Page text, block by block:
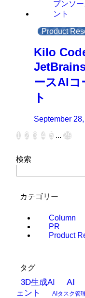
Product
Kilo
ースAIコ
ト
September
1 2 3 4 5 ... 29
検索
カテゴリー
Column
PR
Product
タグ
3D生成AI AI
ェント
AIタスク管